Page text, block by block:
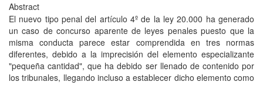
Abstract
El nuevo tipo penal del artículo 4º de la ley 20.000 ha generado
un caso de concurso aparente de leyes penales puesto que la
misma conducta parece estar comprendida en tres normas
diferentes, debido a la imprecisión del elemento especializante
"pequeña cantidad", que ha debido ser llenado de contenido por
los tribunales, llegando incluso a establecer dicho elemento como